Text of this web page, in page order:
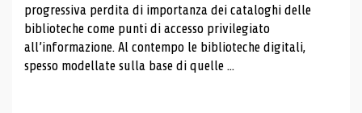
progressiva perdita di importanza dei cataloghi delle
biblioteche come punti di accesso privilegiato
all’informazione. Al contempo le biblioteche digitali,
spesso modellate sulla base di quelle ...